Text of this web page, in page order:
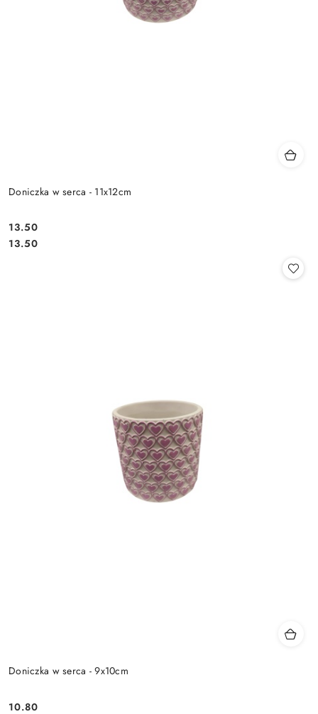
Doniczka w serca - 11x12cm
Cena:
13.50
Cena:
13.50
Doniczka w serca - 9x10cm
10.80